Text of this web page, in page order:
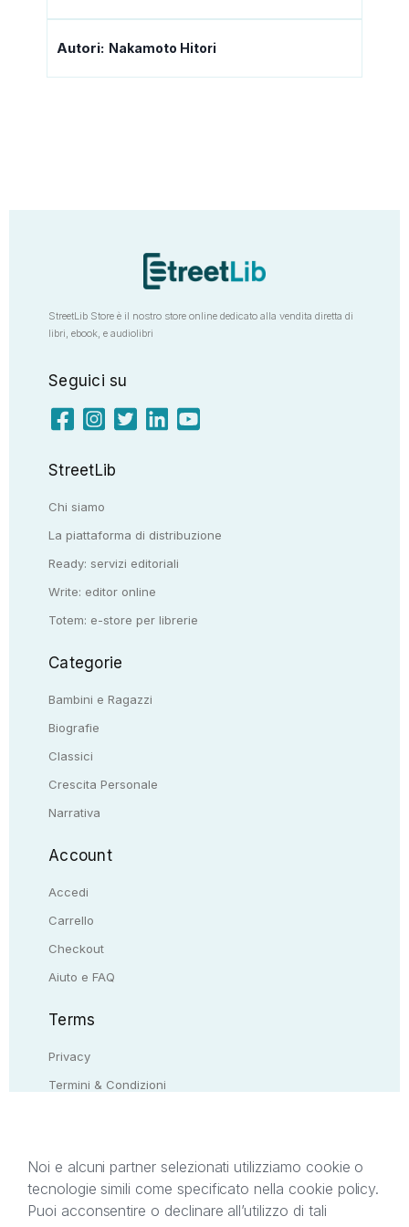
Autori: Nakamoto Hitori
StreetLib Store è il nostro store online dedicato alla vendita diretta di
libri, ebook, e audiolibri
Seguici su
StreetLib
Chi siamo
La piattaforma di distribuzione
Ready: servizi editoriali
Write: editor online
Totem: e-store per librerie
Categorie
Bambini e Ragazzi
Biografie
Classici
Crescita Personale
Narrativa
Account
Accedi
Carrello
Checkout
Aiuto e FAQ
Terms
Privacy
Termini & Condizioni
Il presente sito web è di proprietà di StreetLib S.r.l.
Noi e alcuni partner selezionati utilizziamo cookie o
tecnologie simili come specificato nella cookie policy.
Puoi acconsentire o declinare all’utilizzo di tali